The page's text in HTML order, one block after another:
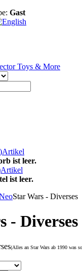
Gast
)Artikel
ist leer.
Artikel
ist leer.
Star Wars - Diverses
- Diverses
(Alles an Star Wars ab 1990 was